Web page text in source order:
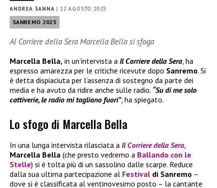
ANDREA SANNA | 22 AGOSTO 2025
SANREMO 2025
Al Corriere della Sera Marcella Bella si sfoga
Marcella Bella, in un’intervista a Il Corriere della Sera , ha
espresso amarezza per le critiche ricevute dopo Sanremo. Si
è detta dispiaciuta per l’assenza di sostegno da parte dei
media e ha avuto da ridire anche sulle radio. “Su di me solo
cattiverie, le radio mi tagliano fuori”, ha spiegato.
Lo sfogo di Marcella Bella
In una lunga intervista rilasciata a Il Corriere della Sera
Marcella Bella (che presto vedremo a Ballando con le
Stelle) si è tolta più di un sassolino dalle scarpe. Reduce
dalla sua ultima partecipazione al Festival di Sanremo –
dove si è classificata al ventinovesimo posto – la cantante